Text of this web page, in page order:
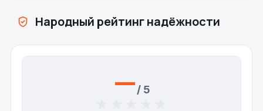
Народный рейтинг надёжности
—/ 5